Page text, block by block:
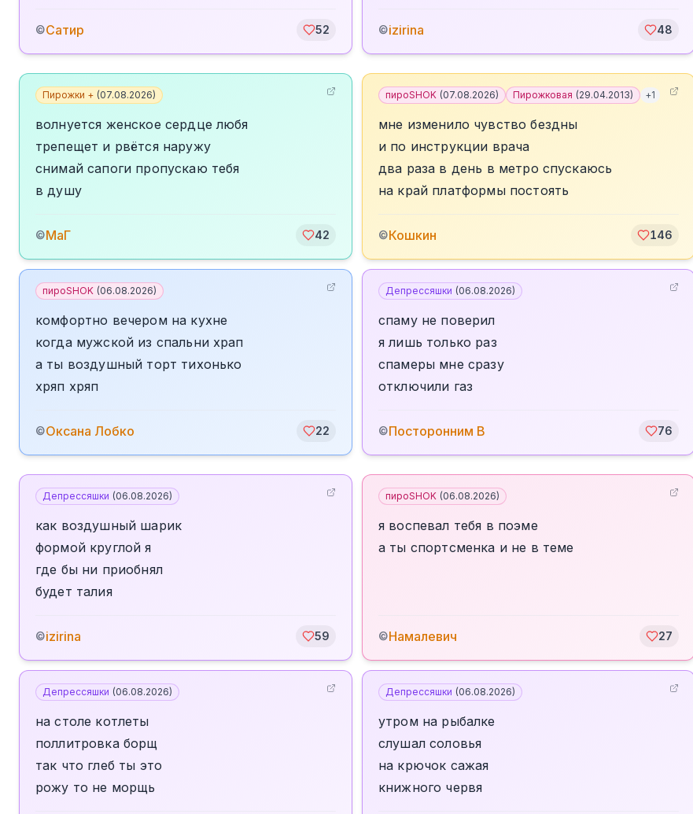
©Сатир 52 ©izirina 48
Пирожки + (07.08.2026)
волнуется женское сердце любя
трепещет и рвётся наружу
снимай сапоги пропускаю тебя
в душу
©МаГ 42
пироSHOK (07.08.2026) Пирожковая (29.04.2013) +1
мне изменило чувство бездны
и по инструкции врача
два раза в день в метро спускаюсь
на край платформы постоять
©Кошкин 146
пироSHOK (06.08.2026)
комфортно вечером на кухне
когда мужской из спальни храп
а ты воздушный торт тихонько
хряп хряп
©Оксана Лобко 22
Депрессяшки (06.08.2026)
спаму не поверил
я лишь только раз
спамеры мне сразу
отключили газ
©Посторонним В 76
Депрессяшки (06.08.2026)
как воздушный шарик
формой круглой я
где бы ни приобнял
будет талия
©izirina 59
пироSHOK (06.08.2026)
я воспевал тебя в поэме
а ты спортсменка и не в теме
©Намалевич 27
Депрессяшки (06.08.2026)
на столе котлеты
поллитровка борщ
так что глеб ты это
рожу то не морщь
Депрессяшки (06.08.2026)
утром на рыбалке
слушал соловья
на крючок сажая
книжного червя